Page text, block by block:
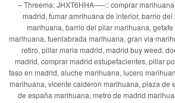
– Threema: JHXT6HHA—–:: comprar
madrid, fumar amrihuana de interior, barrio
marihuana, barrio del pilar marihuana,
marihuana, fuenlabrada marihuana, gran via
retiro, pillar maria madrid, madrid buy weed,
madrid, comprar madrid estupefacientes, pillar
faso en madrid, aluche marihuana, lucero
marihuana, vicente calderon marihuana, plaza de
de españa marihuana, metro de madrid